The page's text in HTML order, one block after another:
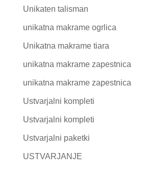
Unikaten talisman
unikatna makrame ogrlica
Unikatna makrame tiara
unikatna makrame zapestnica
unikatna makrame zapestnica
Ustvarjalni kompleti
Ustvarjalni kompleti
Ustvarjalni paketki
USTVARJANJE